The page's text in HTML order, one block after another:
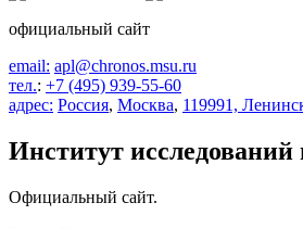
официальный сайт
email: apl@chronos.msu.ru
тел.: +7 (495) 939-55-60
адрес: Россия, Москва, 119991,
Институт
Официальный сайт.